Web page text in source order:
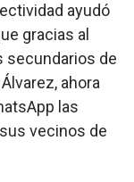
ayudó
gracias al
secundarios de
ahora
las
vecinos de